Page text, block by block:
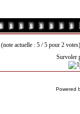
(note actuelle : 5 / 5 pour 2 votes)
Survoler
Powered